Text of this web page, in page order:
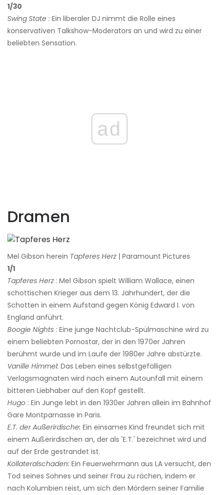
1/30
Swing State : Ein liberaler DJ nimmt die Rolle eines
konservativen Talkshow-Moderators an und wird zu einer
beliebten Sensation.
ad
Dramen
Mel Gibson herein Tapferes Herz| Paramount Pictures
1/1
Tapferes Herz: Mel Gibson spielt William Wallace, einen
schottischen Krieger aus dem 13. Jahrhundert, der die
Schotten in einem Aufstand gegen König Edward I. von
England anführt.
Boogie Nights : Eine junge Nachtclub-Spülmaschine wird zu
einem beliebten Pornostar, der in den 1970er Jahren
berühmt wurde und im Laufe der 1980er Jahre abstürzte.
Vanille Himmel: Das Leben eines selbstgefälligen
Verlagsmagnaten wird nach einem Autounfall mit einem
bitteren Liebhaber auf den Kopf gestellt.
Hugo : Ein Junge lebt in den 1930er Jahren allein im Bahnhof
Gare Montparnasse in Paris.
E.T. der Außerirdische: Ein einsames Kind freundet sich mit
einem Außerirdischen an, der als 'E.T.' bezeichnet wird und
auf der Erde gestrandet ist.
Kollateralschaden: Ein Feuerwehrmann aus LA versucht, den
Tod seines Sohnes und seiner Frau zu rächen, indem er
nach Kolumbien reist, um sich den Mördern seiner Familie